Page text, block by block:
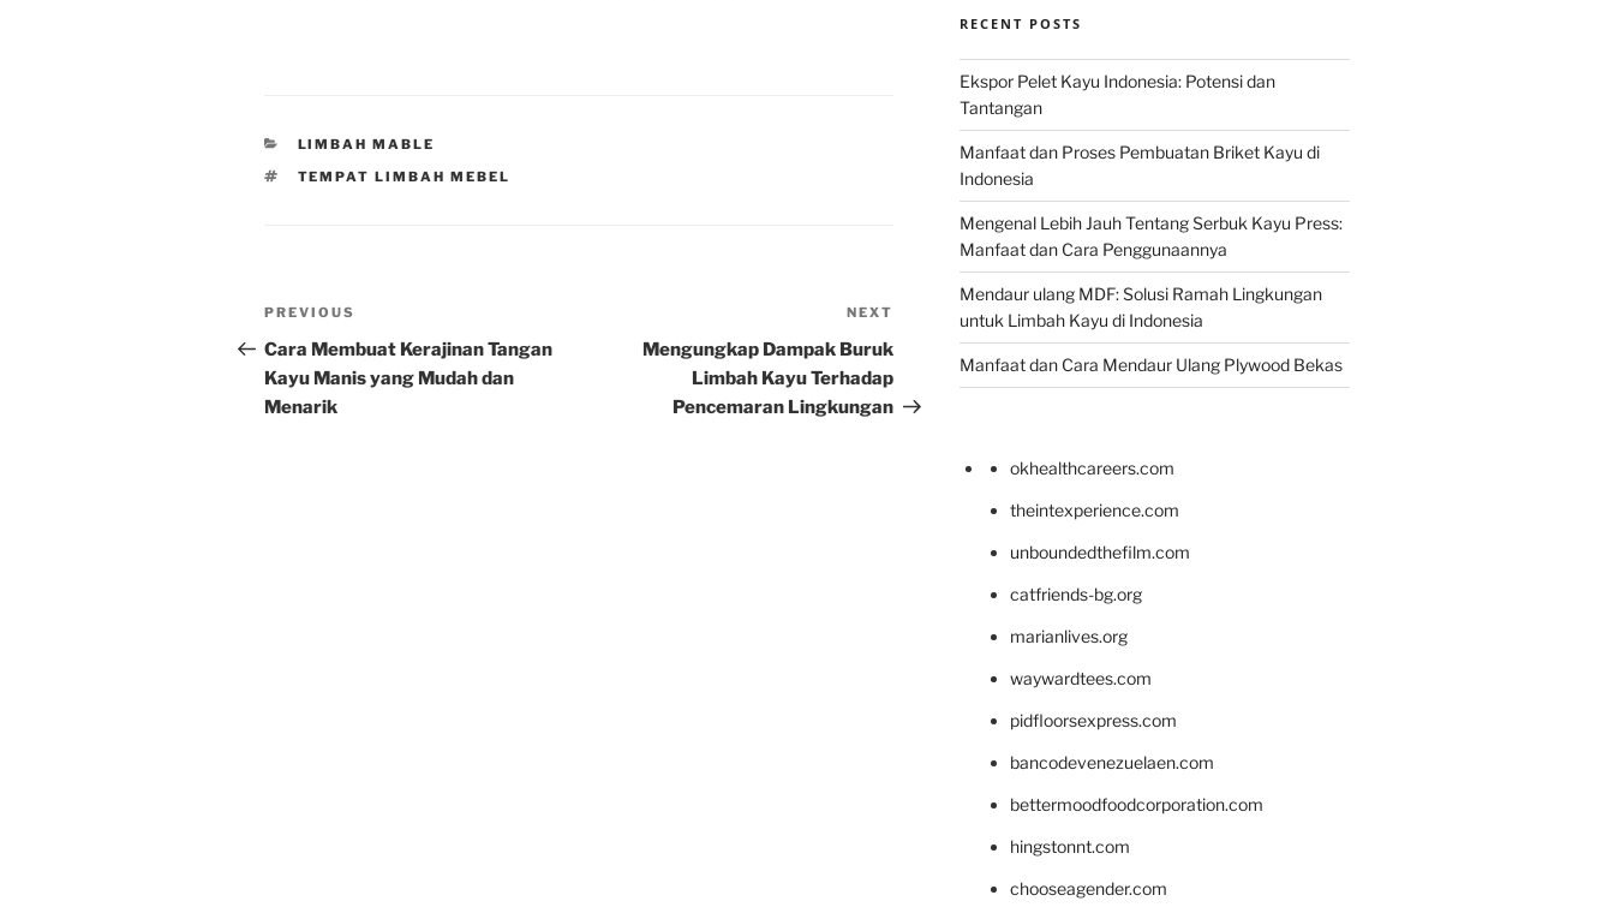
CATEGORIES
LIMBAH MABLE
TAGS
TEMPAT LIMBAH MEBEL
Post
navigation
Previous
Post
PREVIOUS
Cara Membuat Kerajinan Tangan
Kayu Manis yang Mudah dan
Menarik
Post
NEXT
Mengungkap Dampak Buruk
Limbah Kayu Terhadap
Pencemaran Lingkungan
RECENT POSTS
Ekspor Pelet Kayu Indonesia: Potensi dan
Tantangan
Manfaat dan Proses Pembuatan Briket Kayu di
Indonesia
Mengenal Lebih Jauh Tentang Serbuk Kayu Press:
Manfaat dan Cara Penggunaannya
Mendaur ulang MDF: Solusi Ramah Lingkungan
untuk Limbah Kayu di Indonesia
Manfaat dan Cara Mendaur Ulang Plywood Bekas
okhealthcareers.com
theintexperience.com
unboundedthefilm.com
catfriends-bg.org
marianlives.org
waywardtees.com
pidfloorsexpress.com
bancodevenezuelaen.com
bettermoodfoodcorporation.com
hingstonnt.com
chooseagender.com